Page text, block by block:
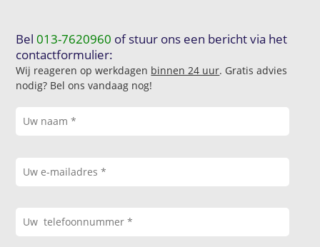
Bel013-7620960 of stuur ons een bericht via het
contactformulier:
Wij reageren op werkdagen binnen 24 uur. Gratis advies
nodig? Bel ons vandaag nog!